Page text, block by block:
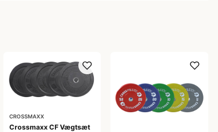
CROSSMAXX
Crossmaxx CF Vægtsæt